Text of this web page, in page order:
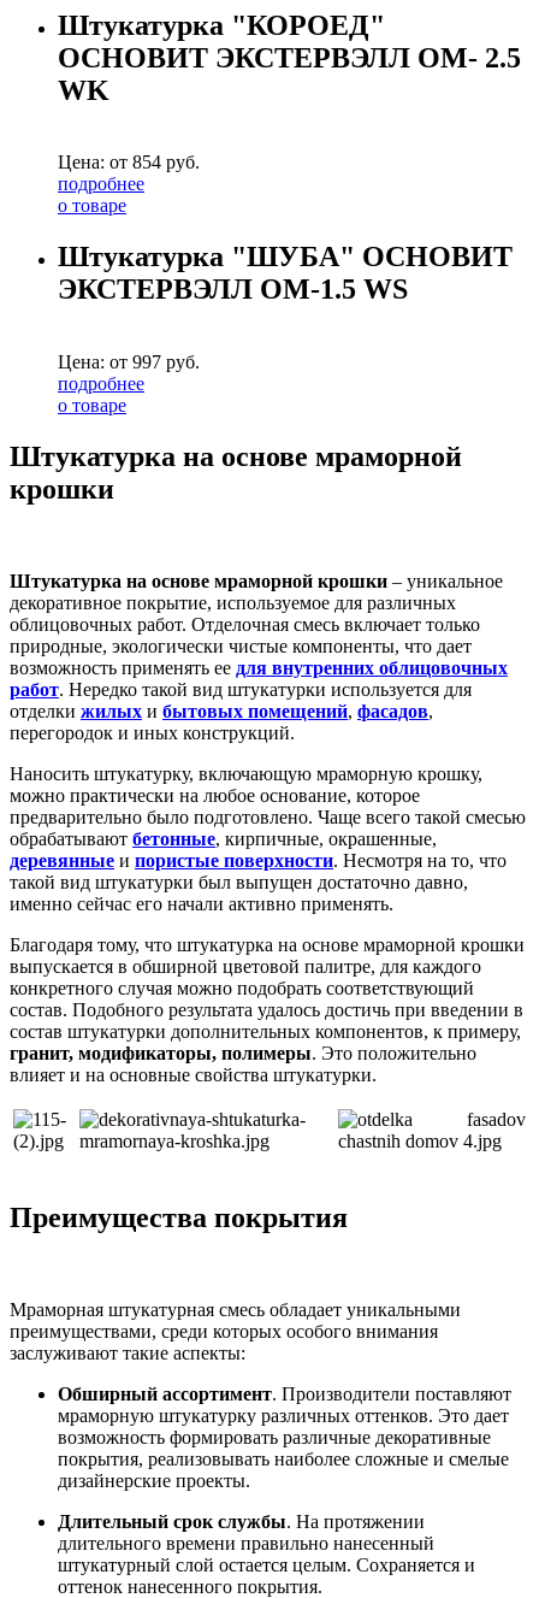
Штукатурка "КОРОЕД"
ОСНОВИТ ЭКСТЕРВЭЛЛ OM- 2.5
WK
Цена: от 854 руб.
подробнее
о товаре
Штукатурка "ШУБА" ОСНОВИТ
ЭКСТЕРВЭЛЛ OM-1.5 WS
Цена: от 997 руб.
подробнее
о товаре
Штукатурка на основе мраморной
крошки
Штукатурка на основе мраморной крошки – уникальное
декоративное покрытие, используемое для различных
облицовочных работ. Отделочная смесь включает только
природные, экологически чистые компоненты, что дает
возможность применять ее для внутренних облицовочных
работ. Нередко такой вид штукатурки используется для
отделки жилых и бытовых помещений, фасадов,
перегородок и иных конструкций.
Наносить штукатурку, включающую мраморную крошку,
можно практически на любое основание, которое
предварительно было подготовлено. Чаще всего такой смесью
обрабатывают бетонные, кирпичные, окрашенные,
деревянные и пористые поверхности. Несмотря на то, что
такой вид штукатурки был выпущен достаточно давно,
именно сейчас его начали активно применять.
Благодаря тому, что штукатурка на основе мраморной крошки
выпускается в обширной цветовой палитре, для каждого
конкретного случая можно подобрать соответствующий
состав. Подобного результата удалось достичь при введении в
состав штукатурки дополнительных компонентов, к примеру,
гранит, модификаторы, полимеры. Это положительно
влияет и на основные свойства штукатурки.
Преимущества покрытия
Мраморная штукатурная смесь обладает уникальными
преимуществами, среди которых особого внимания
заслуживают такие аспекты:
Обширный ассортимент. Производители поставляют
мраморную штукатурку различных оттенков. Это дает
возможность формировать различные декоративные
покрытия, реализовывать наиболее сложные и смелые
дизайнерские проекты.
Длительный срок службы. На протяжении
длительного времени правильно нанесенный
штукатурный слой остается целым. Сохраняется и
оттенок нанесенного покрытия.